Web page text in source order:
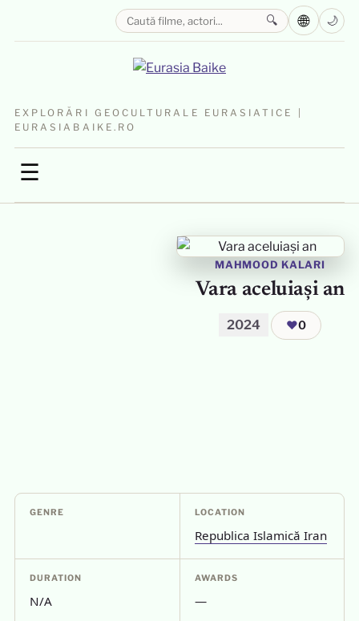
EXPLORĂRI GEOCULTURALE EURASIATICE |
EURASIABAIKE.RO
☰
🔍 🌐 🌙
MAHMOOD KALARI
Vara aceluiași an
2024 ❤0
GENRE LOCATION
Republica Islamică Iran
DURATION
N/A
AWARDS
—